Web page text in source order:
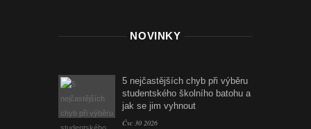
NOVINKY
5 nejčastějších chyb při výběru
studentského školního batohu a
jak se jim vyhnout
Čvc 30 2026